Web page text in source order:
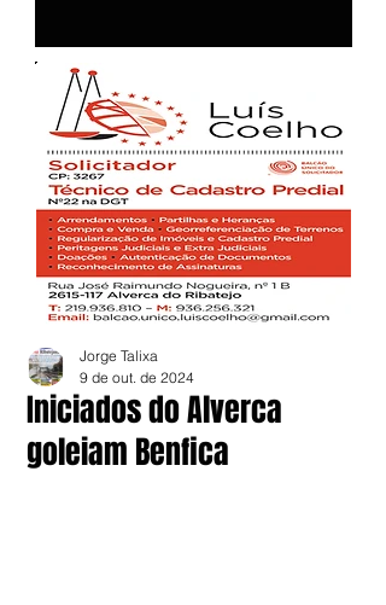
Iniciados do Alverca
goleiam Benfica
Jorge Talixa
9 de out. de 2024